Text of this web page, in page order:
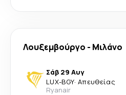
Λουξεμβούργο - Μιλάνο
Σάβ 29 Αυγ
LUX-BGY· Απευθείας
Ryanair